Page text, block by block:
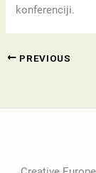
konferenciji.
PREVIOUS